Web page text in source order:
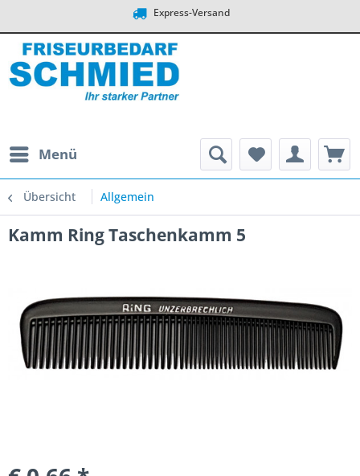
Express-Versand
Menü
Übersicht Allgemein
Kamm Ring Taschenkamm 5